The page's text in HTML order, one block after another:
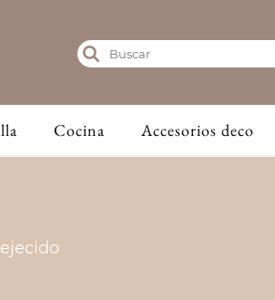
Cocina Accesorios deco